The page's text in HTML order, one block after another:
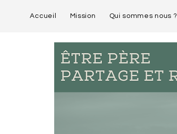
Accueil Mission Qui sommes nous ?